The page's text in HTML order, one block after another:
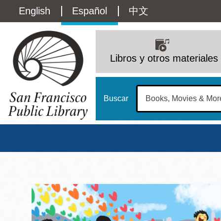
contenido
Language
switcher
(Content)
English Español 中文
navigation
Libros y otros materiales
Buscar
Biblioteca Central
Address
100 Larkin Street San Francisco
Contact
415-557-4400
12 - 6
Biblioteca Pública